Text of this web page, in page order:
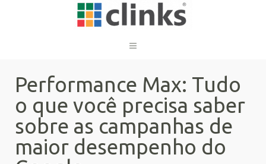
Performance Max: Tudo
o que você precisa saber
sobre as campanhas de
maior desempenho do